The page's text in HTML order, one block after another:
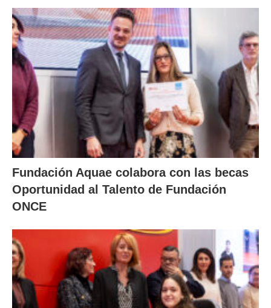
Fundación Aquae colabora con las becas
Oportunidad al Talento de Fundación
ONCE